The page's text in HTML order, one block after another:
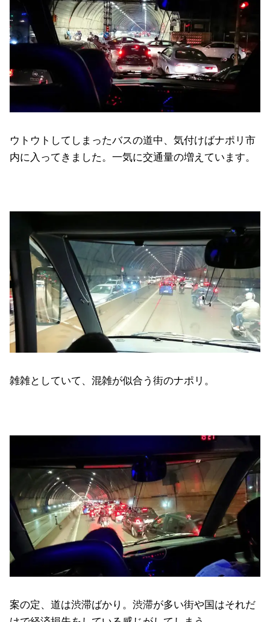
ウトウトしてしまったバスの道中、気付けばナポリ市
内に入ってきました。一気に交通量の増えています。
雑雑としていて、混雑が似合う街のナポリ。
案の定、道は渋滞ばかり。渋滞が多い街や国はそれだ